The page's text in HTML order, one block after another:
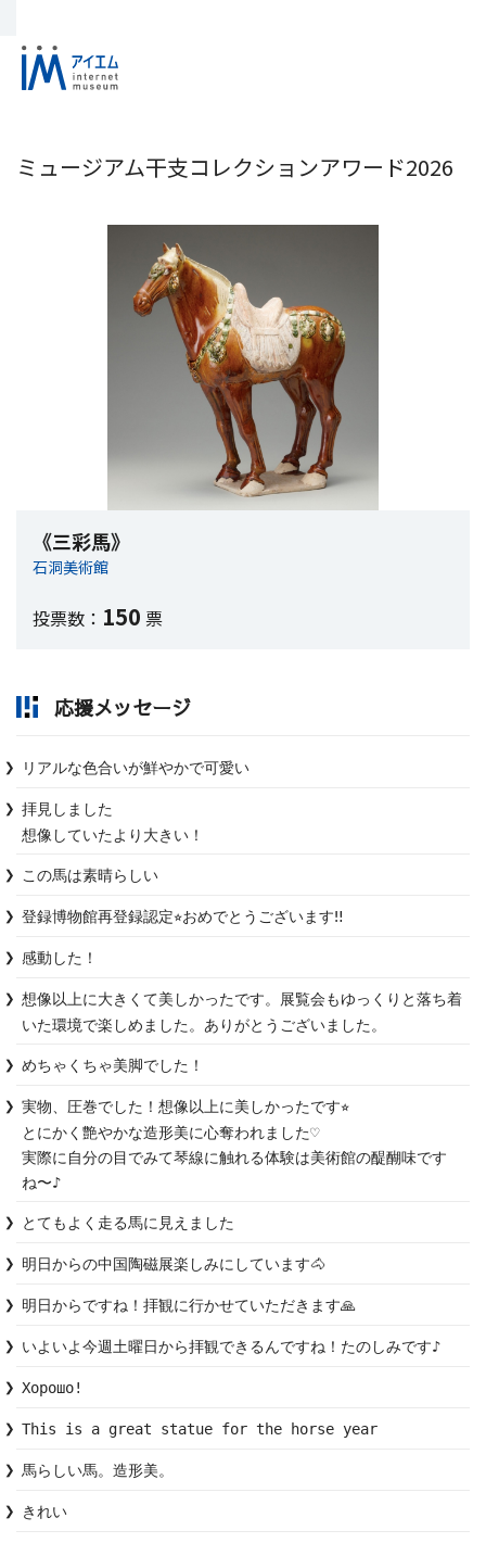
ミュージアム干支コレクションアワード2026
《三彩馬》
石洞美術館
投票数： 150 票
応援メッセージ
リアルな色合いが鮮やかで可愛い
拝見しました
想像していたより大きい！
この馬は素晴らしい
登録博物館再登録認定⭐︎おめでとうございます‼︎
感動した！
想像以上に大きくて美しかったです。展覧会もゆっくりと落ち着
いた環境で楽しめました。ありがとうございました。
めちゃくちゃ美脚でした！
実物、圧巻でした！想像以上に美しかったです⭐︎
とにかく艶やかな造形美に心奪われました♡
実際に自分の目でみて琴線に触れる体験は美術館の醍醐味です
ね〜♪
とてもよく走る馬に見えました
明日からの中国陶磁展楽しみにしています🐴
明日からですね！拝観に行かせていただきます🙏
いよいよ今週土曜日から拝観できるんですね！たのしみです♪
Хорошо!
This is a great statue for the horse year
馬らしい馬。造形美。
きれい